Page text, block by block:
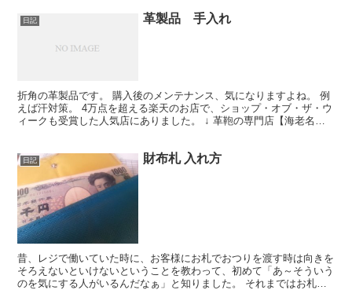
日記 革製品 手入れ
折角の革製品です。 購入後のメンテナンス、気になりますよね。 例
えば汗対策。 4万点を超える楽天のお店で、ショップ・オブ・ザ・ウ
ィークも受賞した人気店にありました。 ↓ 革鞄の専門店【海老名
日記 財布札 入れ方
昔、レジで働いていた時に、お客様にお札でおつりを渡す時は向きを
そろえないといけないということを教わって、初めて「あ～そういう
のを気にする人がいるんだなぁ」と知りました。 それまではお札の